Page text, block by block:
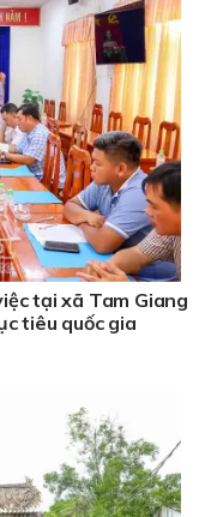
tại xã Tam Giang
tiêu quốc gia